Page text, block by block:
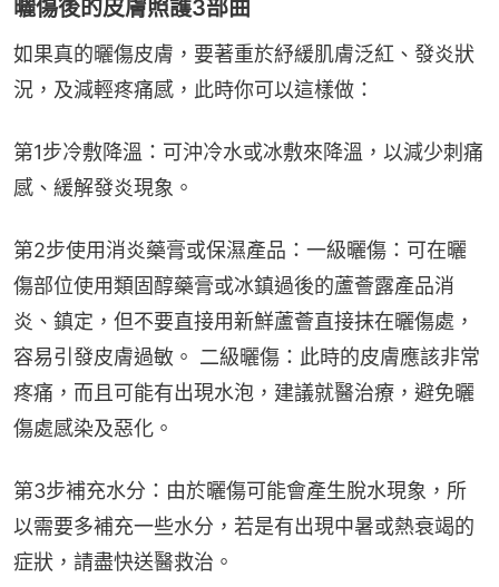
曬傷後的皮膚照護3部曲
如果真的曬傷皮膚，要著重於紓緩肌膚泛紅、發炎狀
況，及減輕疼痛感，此時你可以這樣做：
第1步冷敷降溫：可沖冷水或冰敷來降溫，以減少刺痛
感、緩解發炎現象。
第2步使用消炎藥膏或保濕產品：一級曬傷：可在曬
傷部位使用類固醇藥膏或冰鎮過後的蘆薈露產品消
炎、鎮定，但不要直接用新鮮蘆薈直接抹在曬傷處，
容易引發皮膚過敏。 二級曬傷：此時的皮膚應該非常
疼痛，而且可能有出現水泡，建議就醫治療，避免曬
傷處感染及惡化。
第3步補充水分：由於曬傷可能會產生脫水現象，所
以需要多補充一些水分，若是有出現中暑或熱衰竭的
症狀，請盡快送醫救治。